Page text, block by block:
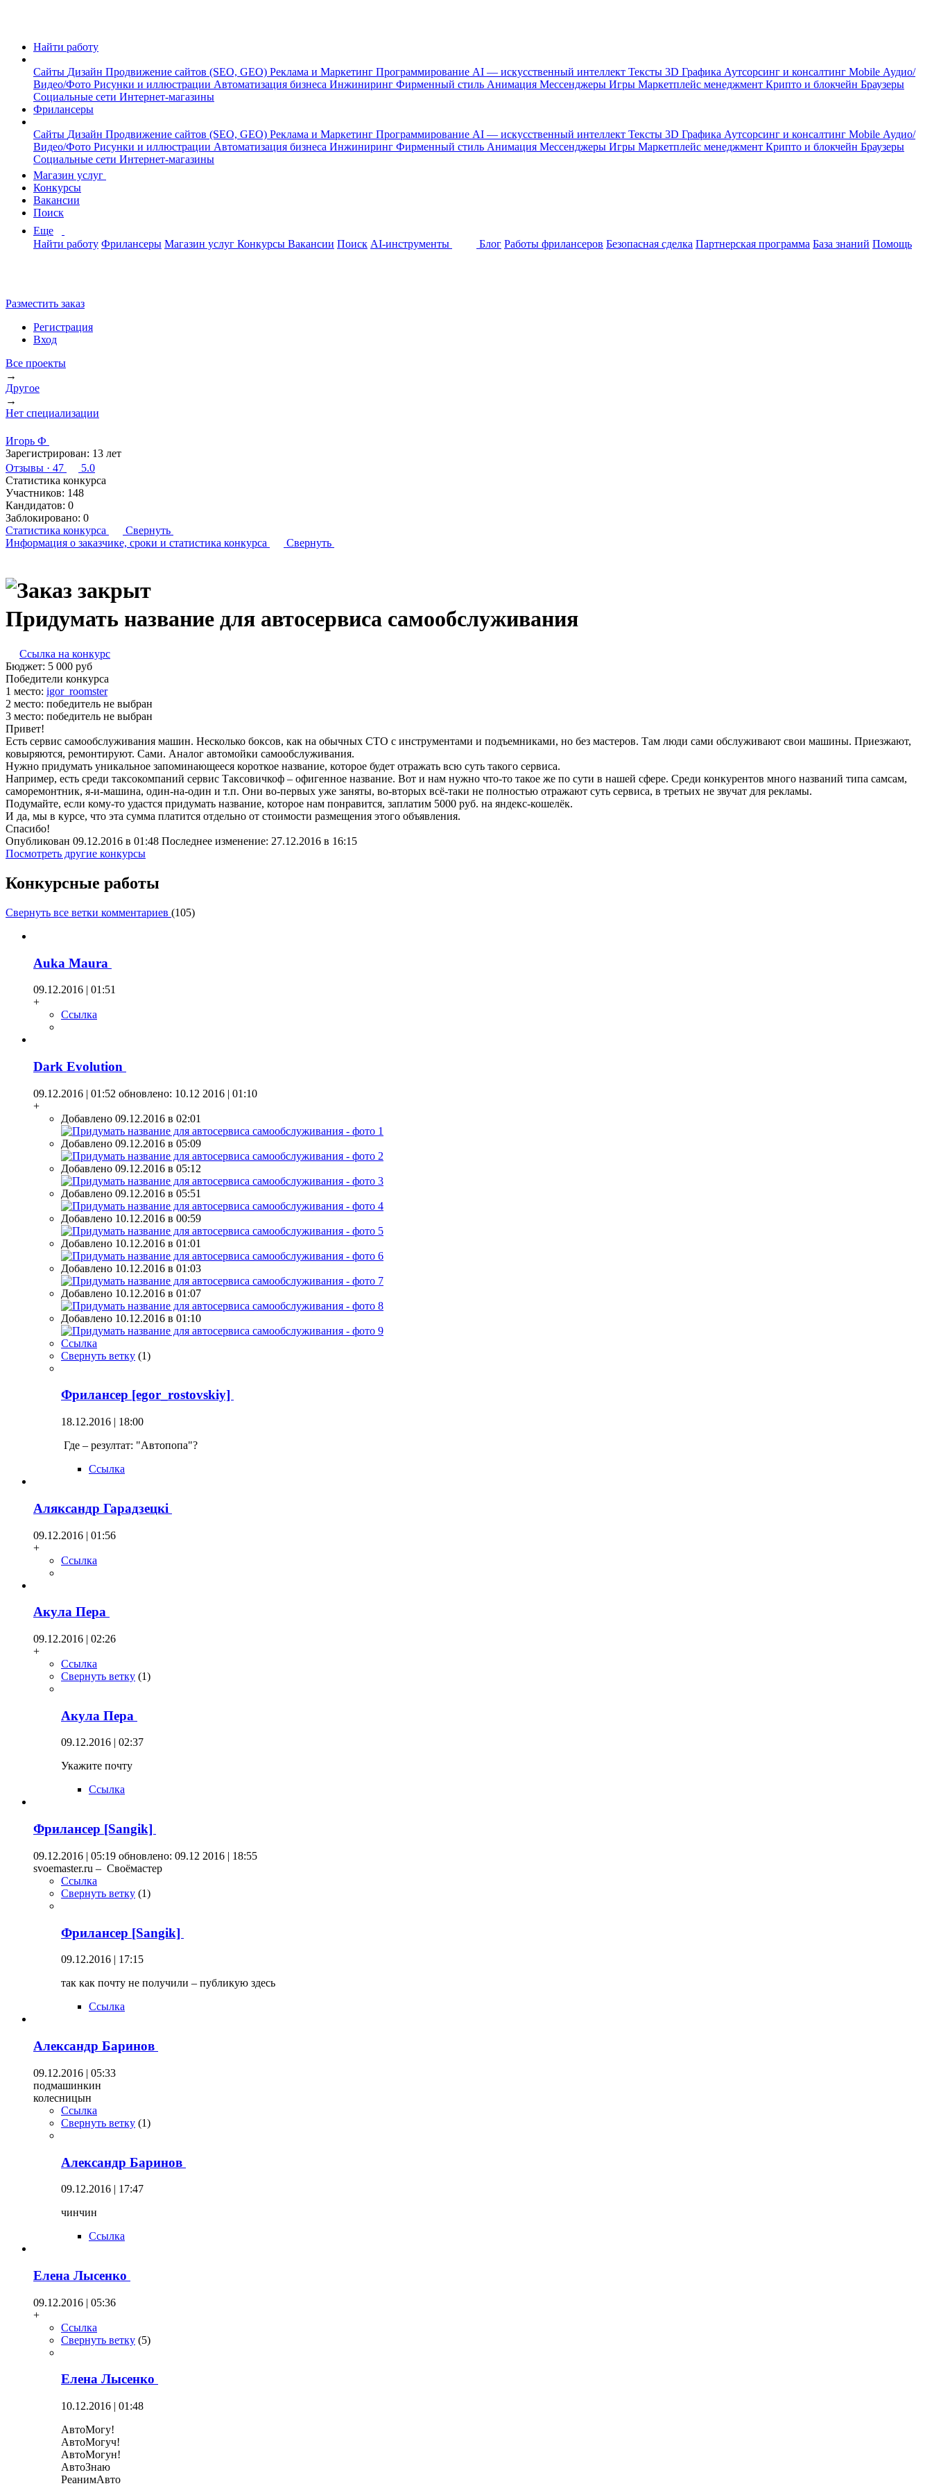
Найти работу
Сайты Дизайн Продвижение сайтов (SEO, GEO) Реклама и Маркетинг Программирование AI — искусственный интеллект Тексты 3D Графика Аутсорсинг и консалтинг Mobile Аудио/
Видео/Фото Рисунки и иллюстрации Автоматизация бизнеса Инжиниринг Фирменный стиль Анимация Мессенджеры Игры Маркетплейс менеджмент Крипто и блокчейн Браузеры
Социальные сети Интернет-магазины
Фрилансеры
Сайты Дизайн Продвижение сайтов (SEO, GEO) Реклама и Маркетинг Программирование AI — искусственный интеллект Тексты 3D Графика Аутсорсинг и консалтинг Mobile Аудио/
Видео/Фото Рисунки и иллюстрации Автоматизация бизнеса Инжиниринг Фирменный стиль Анимация Мессенджеры Игры Маркетплейс менеджмент Крипто и блокчейн Браузеры
Социальные сети Интернет-магазины
Магазин услуг
Конкурсы
Вакансии
Поиск
Еще
Найти работу Фрилансеры Магазин услуг Конкурсы Вакансии Поиск AI-инструменты Блог Работы фрилансеров Безопасная сделка Партнерская программа База знаний Помощь
Разместить заказ
Регистрация
Вход
Все проекты
→
Другое
→
Нет специализации
Игорь Ф
Зарегистрирован: 13 лет
Отзывы · 47
5.0
Статистика конкурса
Участников: 148
Кандидатов: 0
Заблокировано: 0
Статистика конкурса
Свернуть
Информация о заказчике, сроки и статистика конкурса Свернуть
Придумать название для автосервиса самообслуживания
Ссылка на конкурс
Бюджет: 5 000 руб
Победители конкурса
1 место: igor­_ro­om­ster
2 место: победитель не выбран
3 место: победитель не выбран
Привет!
Есть сервис самообслуживания машин. Несколько боксов, как на обычных СТО с инструментами и подъемниками, но без мастеров. Там люди сами обслуживают свои машины. Приезжают,
ковыряются, ремонтируют. Сами. Аналог автомойки самообслуживания.
Нужно придумать уникальное запоминающееся короткое название, которое будет отражать всю суть такого сервиса.
Например, есть среди таксокомпаний сервис Таксовичкоф – офигенное название. Вот и нам нужно что-то такое же по сути в нашей сфере. Среди конкурентов много названий типа самсам,
саморемонтник, я-и-машина, один-на-один и т.п. Они во-первых уже заняты, во-вторых всё-таки не полностью отражают суть сервиса, в третьих не звучат для рекламы.
Подумайте, если кому-то удастся придумать название, которое нам понравится, заплатим 5000 руб. на яндекс-кошелёк.
И да, мы в курсе, что эта сумма платится отдельно от стоимости размещения этого объявления.
Спасибо!
Опубликован 09.12.2016 в 01:48 Последнее изменение: 27.12.2016 в 16:15
Посмотреть другие конкурсы
Конкурсные работы
Свернуть все ветки комментариев (105)
Auka Maura
09.12.2016 | 01:51
+
Ссылка
Dark Evolution
09.12.2016 | 01:52 обновлено: 10.12 2016 | 01:10
+
Добавлено 09.12.2016 в 02:01
Добавлено 09.12.2016 в 05:09
Добавлено 09.12.2016 в 05:12
Добавлено 09.12.2016 в 05:51
Добавлено 10.12.2016 в 00:59
Добавлено 10.12.2016 в 01:01
Добавлено 10.12.2016 в 01:03
Добавлено 10.12.2016 в 01:07
Добавлено 10.12.2016 в 01:10
Ссылка
Свернуть ветку (1)
Фрилансер [egor_rostovskiy]
18.12.2016 | 18:00
Где – резултат: "Автопопа"?
Ссылка
Аляксандр Гарадзецкi
09.12.2016 | 01:56
+
Ссылка
Акула Пера
09.12.2016 | 02:26
+
Ссылка
Свернуть ветку (1)
Акула Пера
09.12.2016 | 02:37
Укажите почту
Ссылка
Фрилансер [Sangik]
09.12.2016 | 05:19 обновлено: 09.12 2016 | 18:55
svoemaster.ru – Своёмастер
Ссылка
Свернуть ветку (1)
Фрилансер [Sangik]
09.12.2016 | 17:15
так как почту не получили – публикую здесь
Ссылка
Александр Баринов
09.12.2016 | 05:33
подмашинкин
колесницын
Ссылка
Свернуть ветку (1)
Александр Баринов
09.12.2016 | 17:47
чинчин
Ссылка
Елена Лысенко
09.12.2016 | 05:36
+
Ссылка
Свернуть ветку (5)
Елена Лысенко
10.12.2016 | 01:48
АвтоМогу!
АвтоМогуч!
АвтоМогун!
АвтоЗнаю
РеанимАвто